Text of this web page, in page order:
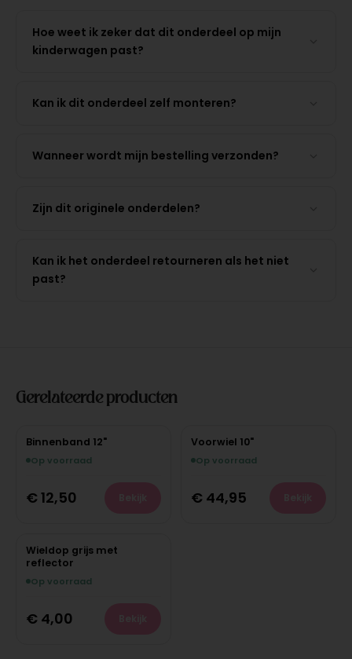
Hoe weet ik zeker dat dit onderdeel op mijn
kinderwagen past?
Kan ik dit onderdeel zelf monteren?
Wanneer wordt mijn bestelling verzonden?
Zijn dit originele onderdelen?
Kan ik het onderdeel retourneren als het niet
past?
Gerelateerde producten
Binnenband 12"
Op voorraad
€ 12,50
Voorwiel 10"
Op voorraad
€ 44,95
Wieldop grijs met
reflector
Op voorraad
€ 4,00